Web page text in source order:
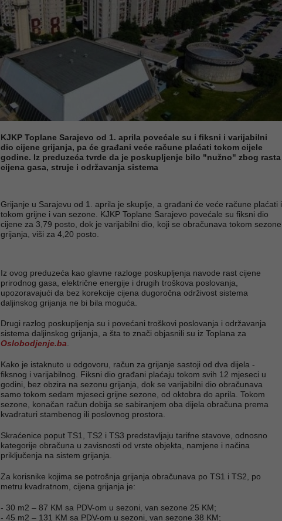
KJKP Toplane Sarajevo od 1. aprila povećale su i fiksni i varijabilni
dio cijene grijanja, pa će građani veće račune plaćati tokom cijele
godine. Iz preduzeća tvrde da je poskupljenje bilo "nužno" zbog rasta
cijena gasa, struje i održavanja sistema
Grijanje u Sarajevu od 1. aprila je skuplje, a građani će veće račune plaćati i
tokom grijne i van sezone. KJKP Toplane Sarajevo povećale su fiksni dio
cijene za 3,79 posto, dok je varijabilni dio, koji se obračunava tokom sezone
grijanja, viši za 4,20 posto.
Iz ovog preduzeća kao glavne razloge poskupljenja navode rast cijene
prirodnog gasa, električne energije i drugih troškova poslovanja,
upozoravajući da bez korekcije cijena dugoročna održivost sistema
daljinskog grijanja ne bi bila moguća.
Drugi razlog poskupljenja su i povećani troškovi poslovanja i održavanja
sistema daljinskog grijanja, a šta to znači objasnili su iz Toplana za
Oslobodjenje.ba
Kako je istaknuto u odgovoru, račun za grijanje sastoji od dva dijela -
fiksnog i varijabilnog. Fiksni dio građani plaćaju tokom svih 12 mjeseci u
godini, bez obzira na sezonu grijanja, dok se varijabilni dio obračunava
samo tokom sedam mjeseci grijne sezone, od oktobra do aprila. Tokom
sezone, konačan račun dobija se sabiranjem oba dijela obračuna prema
kvadraturi stambenog ili poslovnog prostora.
Skraćenice poput TS1, TS2 i TS3 predstavljaju tarifne stavove, odnosno
kategorije obračuna u zavisnosti od vrste objekta, namjene i načina
priključenja na sistem grijanja.
Za korisnike kojima se potrošnja grijanja obračunava po TS1 i TS2, po
metru kvadratnom, cijena grijanja je:
- 30 m2 – 87 KM sa PDV-om u sezoni, van sezone 25 KM;
- 45 m2 – 131 KM sa PDV-om u sezoni, van sezone 38 KM;